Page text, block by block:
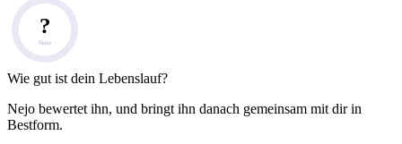
?
Note
Wie gut ist dein Lebenslauf?
Nejo bewertet ihn, und bringt ihn danach gemeinsam mit dir in
Bestform.